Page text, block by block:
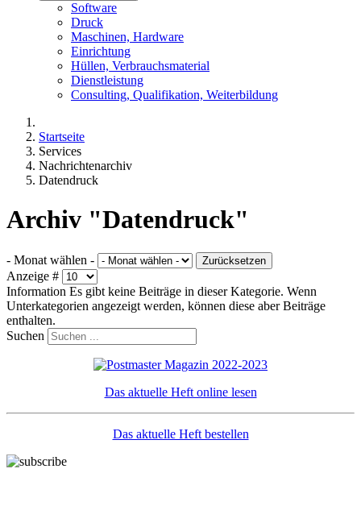
Software
Druck
Maschinen, Hardware
Einrichtung
Hüllen, Verbrauchsmaterial
Dienstleistung
Consulting, Qualifikation, Weiterbildung
Startseite
Services
Nachrichtenarchiv
Datendruck
Archiv "Datendruck"
- Monat wählen - Zurücksetzen
Anzeige #
Information Es gibt keine Beiträge in dieser Kategorie. Wenn
Unterkategorien angezeigt werden, können diese aber Beiträge
enthalten.
Suchen
Das aktuelle Heft online lesen
Das aktuelle Heft bestellen